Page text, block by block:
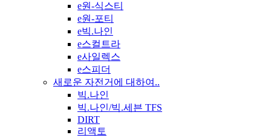
e원-식스티
e원-포티
e빅.나인
e스컬트라
e사일렉스
e스피더
새로운 자전거에 대하여..
빅.나인
빅.나인/빅.세븐 TFS
DIRT
리액토